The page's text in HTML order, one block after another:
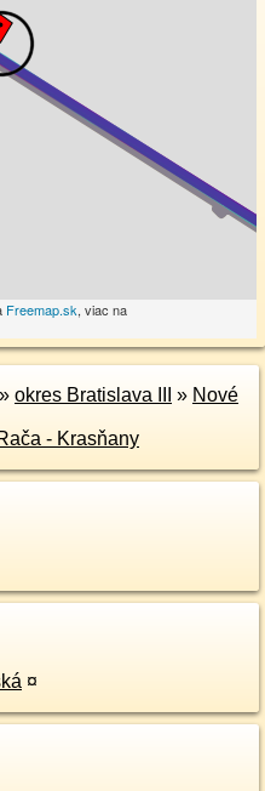
Freemap.sk, viac na
» okres Bratislava III » Nové
- Krasňany
¤